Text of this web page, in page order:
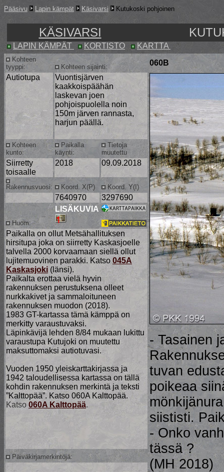
Pääsivu Lapin kämpät Käsivarsi Kutukoski pohjoinen
KÄSIVARSI
LAPIN KÄMPÄT KORTISTO KARTTA
Kohteen
tyyppi:
Kohteen sijainti:
060B
Autiotupa
Vuontisjärven
kaakkoispäähän
laskevan joen
pohjoispuolella noin
150m järven rannasta,
harjun päällä.
- Tasainen
tuvan
poikeaa
siististi.
- Onko
tässä ?
(MH 2018)
Kohteen
kunto:
Paikalla
käynti:
Tietoja
muutettu
Siirretty
toisaalle
2018 09.09.2018
Rakennusvuosi: Koord. X(P) Koord. Y(I)
7640970 3297690
Huom:
LISÄKUVIA
Paikalla on ollut Metsähallituksen
hirsitupa joka on siirretty Kaskasjoelle
talvella 2000 korvaamaan siellä ollut
lujitemuovinen parakki. Katso 045A
Kaskasjoki (länsi).
Paikalta erottaa vielä hyvin
rakennuksen perustuksena olleet
nurkkakivet ja sammaloituneen
rakennuksen muodon (2018).
1983 GT-kartassa tämä kämppä on
merkitty varaustuvaksi.
Läpinkävijä lehden 8/84 mukaan lukittu
varaustupa Kutujoki on muutettu
maksuttomaksi autiotuvasi.
Vuoden 1950 yleiskarttakirjassa ja
1942 taloudellisessa kartassa on tällä
kohdin rakennuksen merkintä ja teksti
”Kalttopää”. Katso 060A Kalttopää.
Katso 060A Kalttopää.
Päiväkirjamerkintöjä: